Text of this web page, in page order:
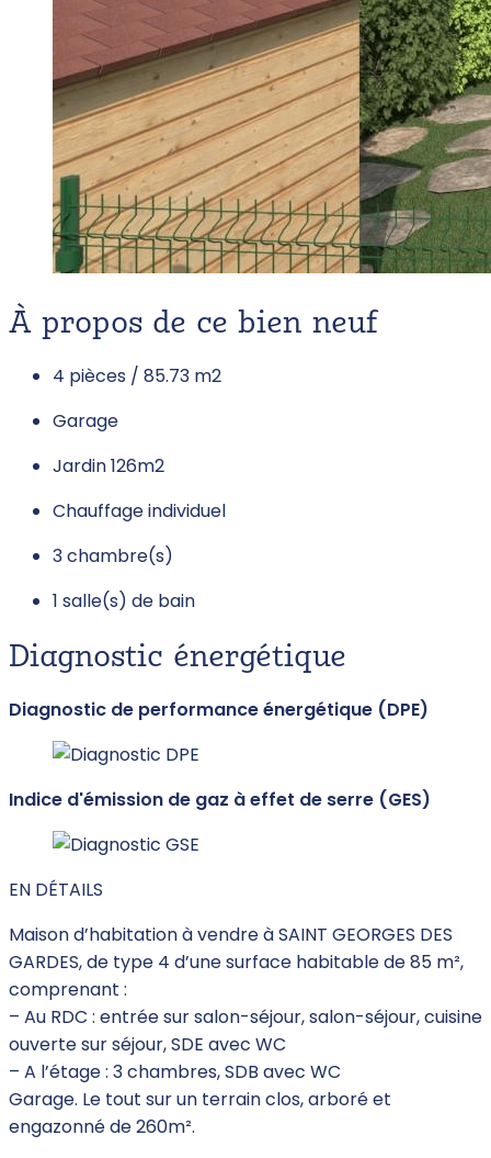
À propos de ce bien neuf
4 pièces / 85.73 m2
Garage
Jardin 126m2
Chauffage individuel
3 chambre(s)
1 salle(s) de bain
Diagnostic énergétique
Diagnostic de performance énergétique (DPE)
Indice d'émission de gaz à effet de serre (GES)
EN DÉTAILS
Maison d’habitation à vendre à SAINT GEORGES DES
GARDES, de type 4 d’une surface habitable de 85 m²,
comprenant :
– Au RDC : entrée sur salon-séjour, salon-séjour, cuisine
ouverte sur séjour, SDE avec WC
– A l’étage : 3 chambres, SDB avec WC
Garage. Le tout sur un terrain clos, arboré et
engazonné de 260m².